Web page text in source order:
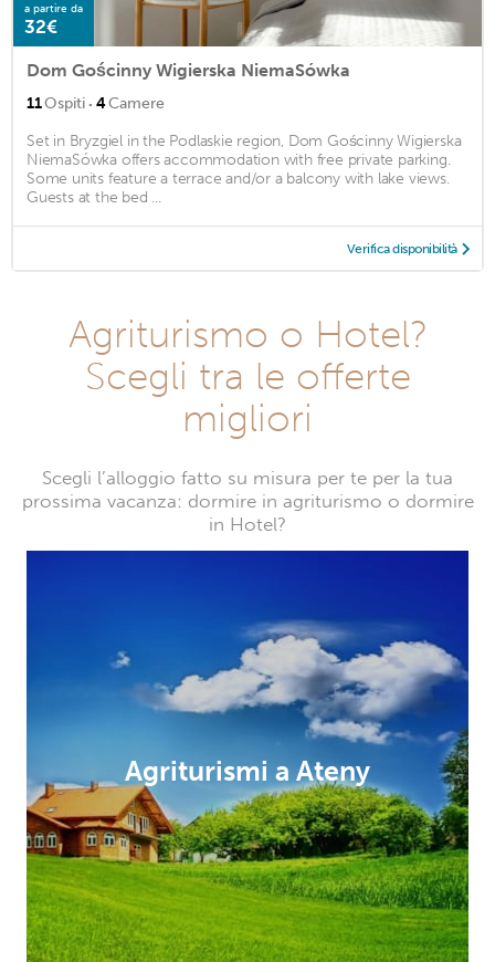
a partire da
32€
Dom Gościnny Wigierska NiemaSówka
11Ospiti · 4Camere
Set in Bryzgiel in the Podlaskie region, Dom Gościnny Wigierska
NiemaSówka offers accommodation with free private parking.
Some units feature a terrace and/or a balcony with lake views.
Guests at the bed ...
Verifica disponibilità
Agriturismo o Hotel?
Scegli tra le offerte
migliori
Scegli l’alloggio fatto su misura per te per la tua
prossima vacanza: dormire in agriturismo o dormire
in Hotel?
Agriturismi a Ateny